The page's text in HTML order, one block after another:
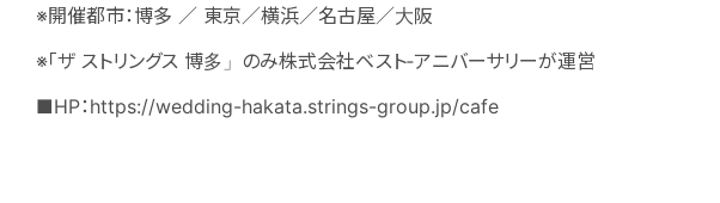
※開催都市：博多 ／ 東京／横浜／名古屋／大阪
※「ザ ストリングス 博多」のみ株式会社ベスト‐アニバーサリーが運営
■HP：https://wedding-hakata.strings-group.jp/cafe